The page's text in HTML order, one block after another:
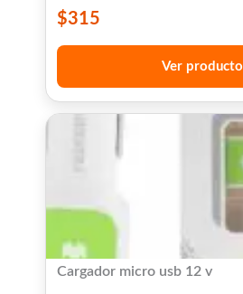
$315
Ver producto
Cargador micro usb 12 v